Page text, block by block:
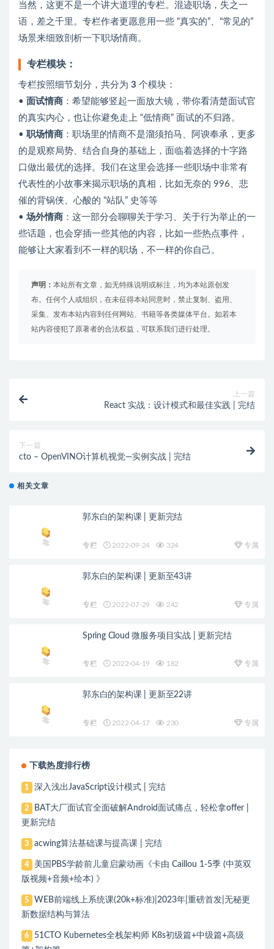
当然，这更不是一个讲大道理的专栏。混迹职场，失之一
语，差之千里。专栏作者更愿意用一些 “真实的”、“常见的”
场景来细致剖析一下职场情商。
专栏模块：
专栏按照细节划分，共分为 3 个模块：
• 面试情商 ：希望能够竖起一面放大镜，带你看清楚面试官
的真实内心，也让你避免走上 “低情商” 面试的不归路。
• 职场情商 ：职场里的情商不是溜须拍马、阿谀奉承，更多
的是观察局势、结合自身的基础上，面临着选择的十字路
口做出最优的选择。我们在这里会选择一些职场中非常有
代表性的小故事来揭示职场的真相，比如无奈的 996、悲
催的背锅侠、心酸的 “站队” 史等等
•场外情商 ：这一部分会聊聊关于学习、关于行为举止的一
些话题，也会穿插一些其他的内容，比如一些热点事件，
能够让大家看到不一样的职场，不一样的你自己。
声明： 本站所有文章，如无特殊说明或标注，均为本站原创发
布。任何个人或组织，在未征得本站同意时，禁止复制、盗用、
采集、发布本站内容到任何网站、书籍等各类媒体平台。如若本
站内容侵犯了原著者的合法权益，可联系我们进行处理。
上一篇
React 实战：设计模式和最佳实践 | 完结
下一篇
cto – OpenVINO计算机视觉—实例实战 | 完结
相关文章
郭东白的架构课 | 更新完结
专栏 2022-09-24 324 专属
郭东白的架构课 | 更新至43讲
专栏 2022-07-29 242 专属
Spring Cloud 微服务项目实战 | 更新完结
专栏 2022-04-19 182 专属
郭东白的架构课 | 更新至22讲
专栏 2022-04-17 230 专属
下载热度排行榜
1 深入浅出JavaScript设计模式 | 完结
2
BAT大厂面试官全面破解Android面试痛点，轻松拿offer |
更新完结
3 acwing算法基础课与提高课 | 完结
4
美国PBS学龄前儿童启蒙动画《卡由 Caillou 1-5季 (中英双
版视频+音频+绘本) 》
5
WEB前端线上系统课(20k+标准)|2023年|重磅首发|无秘更
新数据结构与算法
6
51CTO Kubernetes全栈架构师 K8s初级篇+中级篇+高级